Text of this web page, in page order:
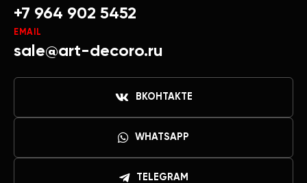
+7 964 902 5452
EMAIL
sale@art-decoro.ru
ВКОНТАКТЕ
WHATSAPP
TELEGRAM